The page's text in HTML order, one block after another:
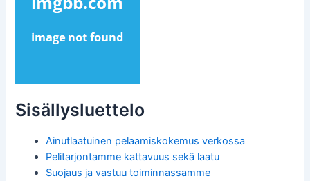
Sisällysluettelo
Ainutlaatuinen pelaamiskokemus verkossa
Pelitarjontamme kattavuus sekä laatu
Suojaus ja vastuu toiminnassamme